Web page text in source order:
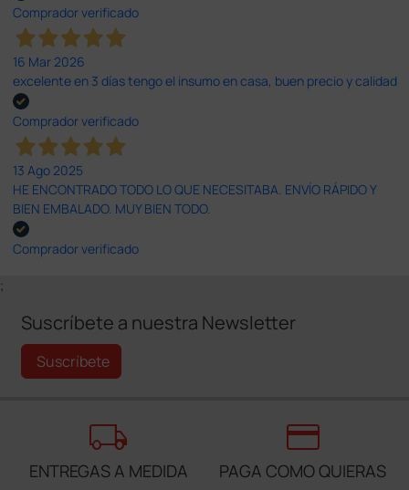
Comprador verificado
16 Mar 2026
excelente en 3 días tengo el insumo en casa, buen precio y calidad
Comprador verificado
13 Ago 2025
HE ENCONTRADO TODO LO QUE NECESITABA. ENVÍO RÁPIDO Y
BIEN EMBALADO. MUY BIEN TODO.
Comprador verificado
;
Suscríbete a nuestra Newsletter
Suscríbete
local_shipping
ENTREGAS A MEDIDA
credit_card
PAGA COMO QUIERAS